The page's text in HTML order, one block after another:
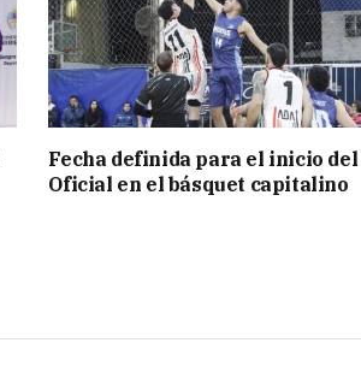
Fecha definida para el inicio del
Oficial en el básquet capitalino